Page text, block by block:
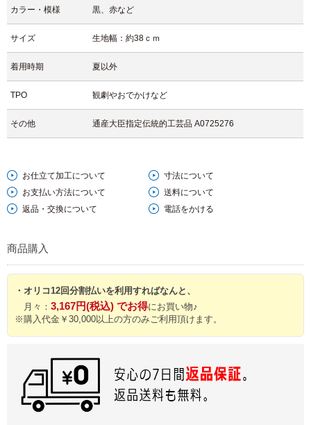
たとえば――
・羽織・道中着・コート類として軽やかに
・帯や部分使い
で装いのアクセントに
・バッグや巾着などの和装小物
・インテリア小物や装飾布として空間に取り入れる
など、反物全体を無駄なく活かしながら、大島紬ならではの繊細な表情
を楽しんでいただけます。細かな織り柄は、こうした用途においても上
品な存在感を放ちます。
軽やかで、上質で、飽きがこない。
※こちらの商品はB反のため、所々にシミやヤケなどが見られる場合がご
ざいます。
お仕立てに関しましては、別途お問い合わせいただきますようお願いい
カラー・模様 黒、赤など
サイズ 生地幅：約38ｃｍ
着用時期 夏以外
TPO 観劇やおでかけなど
その他 通産大臣指定伝統的工芸品 A0725276
お仕立て加工について
寸法について
お支払い方法について
送料について
返品・交換について
電話をかける
商品購入
・オリコ12回分割払いを利用すればなんと、
月々： 3,167円(税込) でお得にお買い物♪
※購入代金￥30,000以上の方のみご利用頂けます。